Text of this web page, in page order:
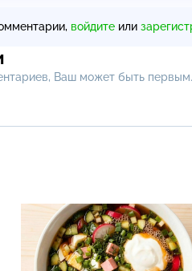
войдите или
Ваш может быть первым.